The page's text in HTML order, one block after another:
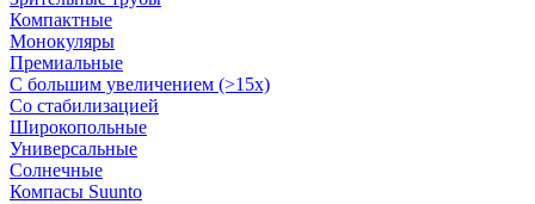
Компактные
Монокуляры
Премиальные
С большим увеличением (>15x)
Со стабилизацией
Широкопольные
Универсальные
Солнечные
Компасы Suunto